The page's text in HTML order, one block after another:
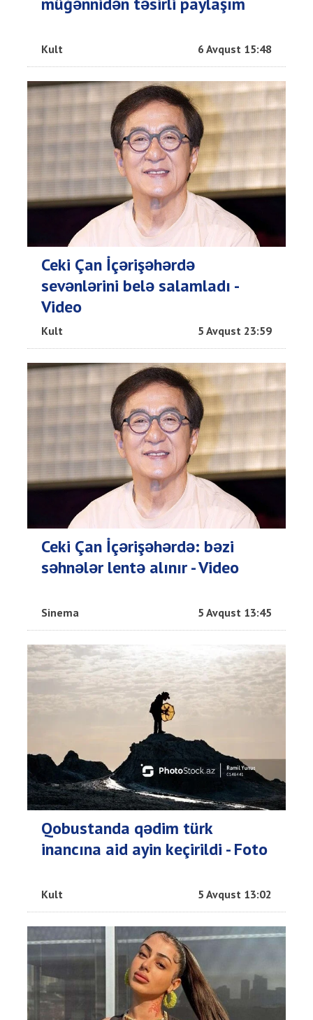
Kult 6 Avqust 15:48
Ceki Çan İçərişəhərdə
sevənlərini belə salamladı -
Video
Kult 5 Avqust 23:59
Ceki Çan İçərişəhərdə: bəzi
səhnələr lentə alınır - Video
Sinema 5 Avqust 13:45
Qobustanda qədim türk
inancına aid ayin keçirildi - Foto
Kult 5 Avqust 13:02